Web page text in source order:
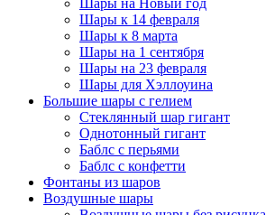
Шары на Новый год
Шары к 14 февраля
Шары к 8 марта
Шары на 1 сентября
Шары на 23 февраля
Шары для Хэллоуина
Большие шары с гелием
Стеклянный шар гигант
Однотонный гигант
Баблс с перьями
Баблс с конфетти
Фонтаны из шаров
Воздушные шары